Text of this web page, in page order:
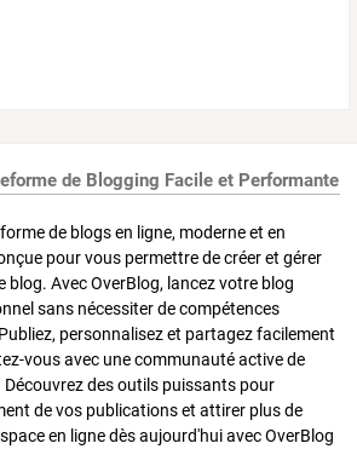
de Blogging Facile et Performante
de blogs en ligne, moderne et en
pour vous permettre de créer et gérer
Avec OverBlog, lancez votre blog
sans nécessiter de compétences
personnalisez et partagez facilement
vous avec une communauté active de
des outils puissants pour
de vos publications et attirer plus de
en ligne dès aujourd'hui avec OverBlog